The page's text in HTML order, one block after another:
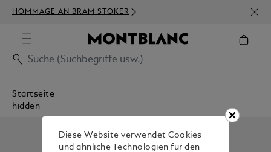
HOMMAGE AN BRAM STOKER
Startseite
hidden
Diese Website verwendet Cookies
und ähnliche Technologien für den